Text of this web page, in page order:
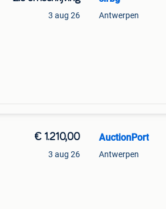
3 aug 26 Antwerpen
€ 1.210,00
3 aug 26
AuctionPort
Antwerpen